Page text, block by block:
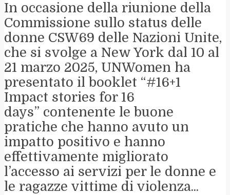
In occasione della riunione della
Commissione sullo status delle
donne CSW69 delle Nazioni Unite,
che si svolge a New York dal 10 al
21 marzo 2025, UNWomen ha
presentato il booklet “#16+1
Impact stories for 16
days” contenente le buone
pratiche che hanno avuto un
impatto positivo e hanno
effettivamente migliorato
l’accesso ai servizi per le donne e
le ragazze vittime di violenza...